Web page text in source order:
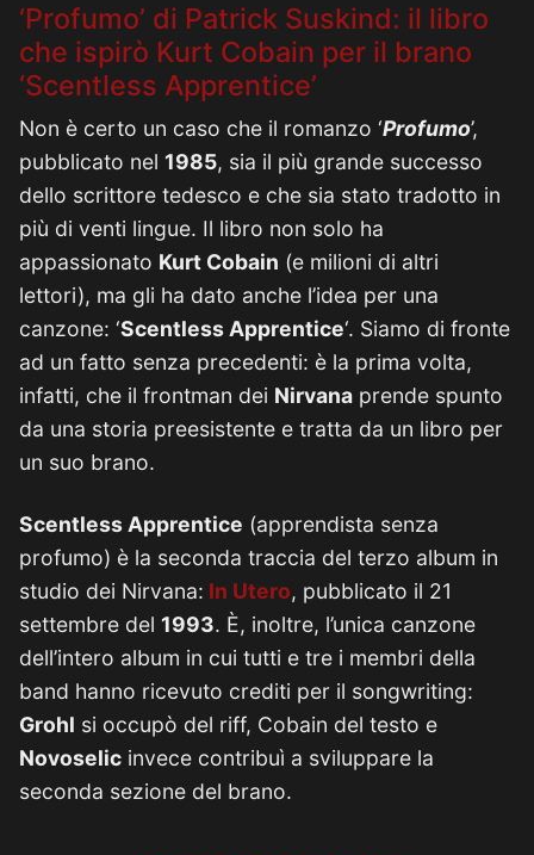
‘Profumo’ di Patrick Suskind: il libro
che ispirò Kurt Cobain per il brano
‘Scentless Apprentice’
Non è certo un caso che il romanzo ‘Profumo’,
pubblicato nel 1985, sia il più grande successo
dello scrittore tedesco e che sia stato tradotto in
più di venti lingue. Il libro non solo ha
appassionato Kurt Cobain (e milioni di altri
lettori), ma gli ha dato anche l’idea per una
canzone: ‘Scentless Apprentice‘. Siamo di fronte
ad un fatto senza precedenti: è la prima volta,
infatti, che il frontman dei Nirvana prende spunto
da una storia preesistente e tratta da un libro per
un suo brano.
Scentless Apprentice (apprendista senza
profumo) è la seconda traccia del terzo album in
studio dei Nirvana: In Utero, pubblicato il 21
settembre del 1993. È, inoltre, l’unica canzone
dell’intero album in cui tutti e tre i membri della
band hanno ricevuto crediti per il songwriting:
Grohl si occupò del riff, Cobain del testo e
Novoselic invece contribuì a sviluppare la
seconda sezione del brano.